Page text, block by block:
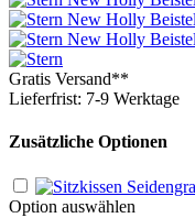
Gratis Versand**
Lieferfrist: 7-9 Werktage
Zusätzliche Optionen
Option auswählen